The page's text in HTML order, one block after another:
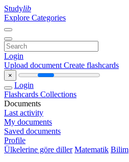
Studylib
Explore Categories
Login
Upload document Create flashcards
×
Login
Flashcards Collections
Documents
Last activity
My documents
Saved documents
Profile
Ülkelerine göre diller Matematik Bilim